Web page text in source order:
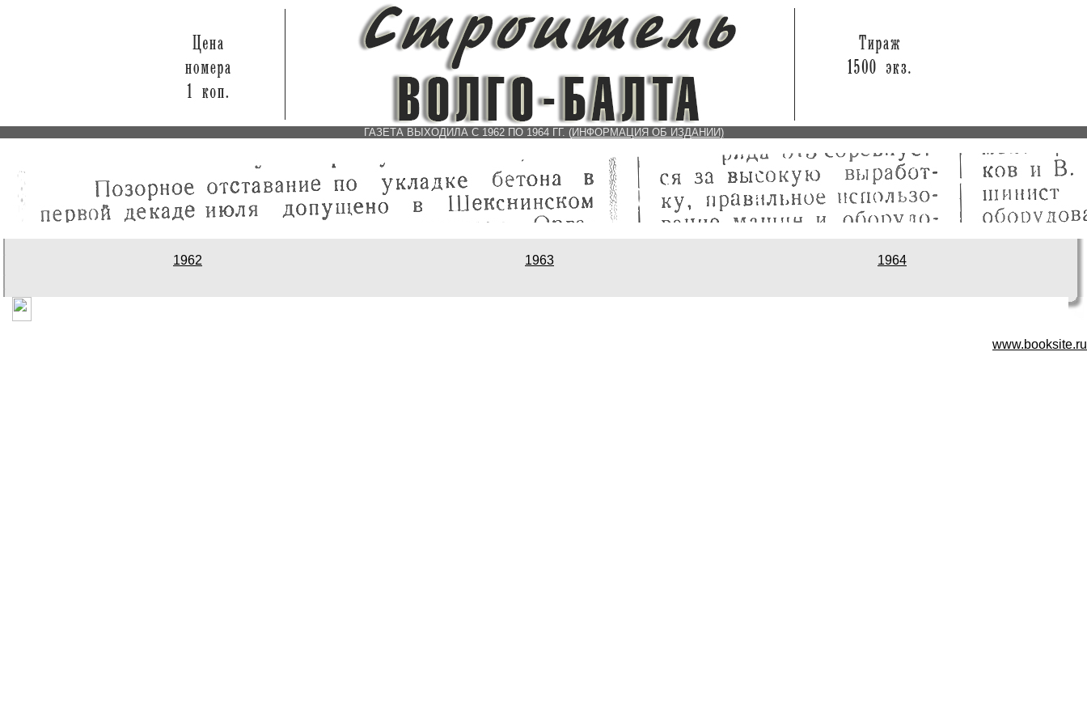
ГАЗЕТА ВЫХОДИЛА С 1962 ПО 1964 ГГ. (ИНФОРМАЦИЯ ОБ ИЗДАНИИ)
1962 1963 1964
www.booksite.ru